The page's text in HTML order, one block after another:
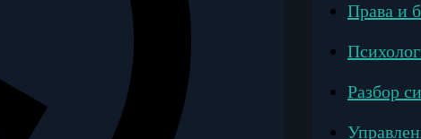
Права и
Разбор